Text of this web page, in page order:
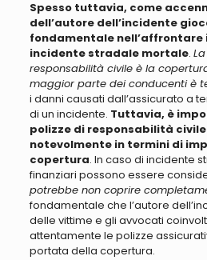
Spesso tuttavia, come
dell’autore dell’incidente
fondamentale nell’affrontare
incidente stradale mortale.
responsabilità civile è la
maggior parte dei conducenti è
i danni causati dall’assicurato a
di un incidente. Tuttavia, è
polizze di responsabilità
notevolmente in termini di
copertura. In caso di incidente
finanziari possono essere
potrebbe non coprire
fondamentale che l’autore
delle vittime e gli avvocati
attentamente le polizze
portata della copertura.